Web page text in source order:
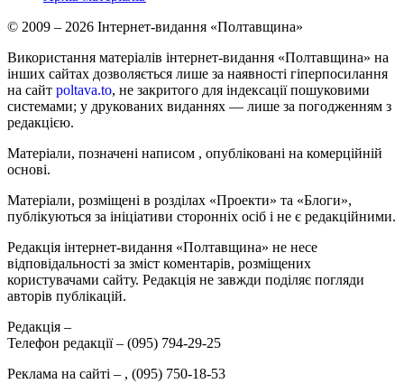
© 2009 – 2026 Інтернет-видання «Полтавщина»
Використання матеріалів інтернет-видання «Полтавщина» на
інших сайтах дозволяється лише за наявності гіперпосилання
на сайт poltava.to, не закритого для індексації пошуковими
системами; у друкованих виданнях — лише за погодженням з
редакцією.
Матеріали, позначені написом , опубліковані на комерційній
основі.
Матеріали, розміщені в розділах «Проекти» та «Блоги»,
публікуються за ініціативи сторонніх осіб і не є редакційними.
Редакція інтернет-видання «Полтавщина» не несе
відповідальності за зміст коментарів, розміщених
користувачами сайту. Редакція не завжди поділяє погляди
авторів публікацій.
Редакція –
Телефон редакції – (095) 794-29-25
Реклама на сайті – , (095) 750-18-53